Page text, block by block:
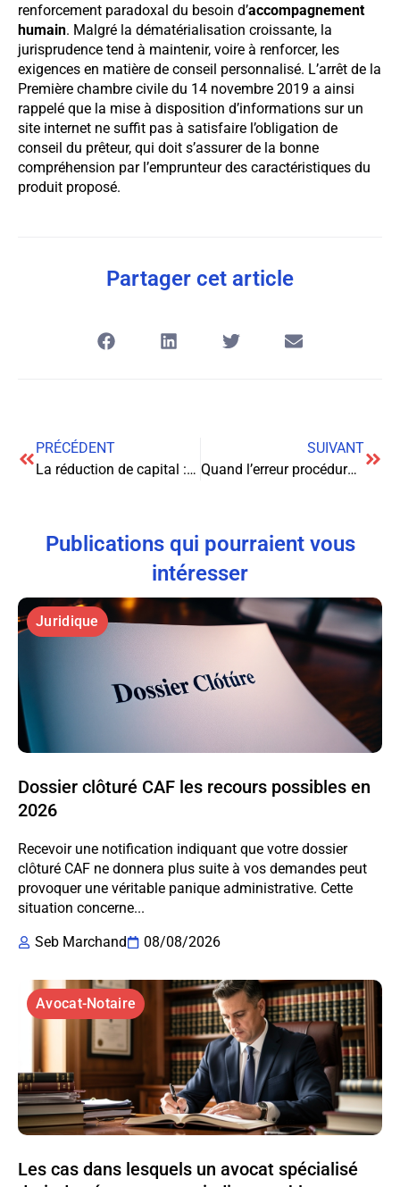
renforcement paradoxal du besoin d’accompagnement
humain. Malgré la dématérialisation croissante, la
jurisprudence tend à maintenir, voire à renforcer, les
exigences en matière de conseil personnalisé. L’arrêt de la
Première chambre civile du 14 novembre 2019 a ainsi
rappelé que la mise à disposition d’informations sur un
site internet ne suffit pas à satisfaire l’obligation de
conseil du prêteur, qui doit s’assurer de la bonne
compréhension par l’emprunteur des caractéristiques du
produit proposé.
Partager cet article
PRÉCÉDENT
La réduction de capital : Mécanismes juridiques et implications pratiques pour les sociétés
SUIVANT
Quand l’erreur procédurale de l’employeur entraîne la nullité du licenciement : analyse juridique complète
Publications qui pourraient vous
intéresser
Juridique
Dossier clôturé CAF les recours possibles en
2026
Recevoir une notification indiquant que votre dossier
clôturé CAF ne donnera plus suite à vos demandes peut
provoquer une véritable panique administrative. Cette
situation concerne...
Seb Marchand
08/08/2026
Avocat-Notaire
Les cas dans lesquels un avocat spécialisé